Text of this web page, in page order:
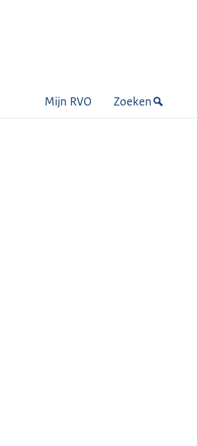
Mijn RVO Zoeken